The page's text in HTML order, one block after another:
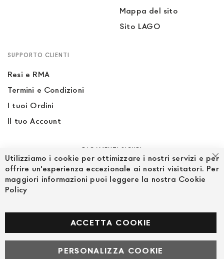
Mappa del sito
Sito LAGO
SUPPORTO CLIENTI
Resi e RMA
Termini e Condizioni
I tuoi Ordini
Il tuo Account
PAGAMENTI SICURI
Facebook
© Powered by MAV Arreda s.r.l. | P.IVA IT05919160969
Utilizziamo i cookie per ottimizzare i nostri servizi e per
offrire un'esperienza eccezionale ai nostri visitatori. Per
maggiori informazioni puoi leggere la nostra Cookie
Policy
ACCETTA COOKIE
PERSONALIZZA COOKIE